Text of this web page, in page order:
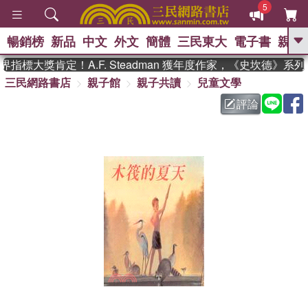
5
GO
熱搜： 東野圭吾 、 高希均教授回憶錄
父親節 、 如果歷
暑期推薦 、 國際布克
偉大的迷走神經
暢銷榜 新品 中文 外文 簡體 三民東大 電子書 親子
標大獎肯定！A.F. Steadman 獲年度作家，《史坎德》系列
三民網路書店
親子館 親子共讀
兒童文學
評論